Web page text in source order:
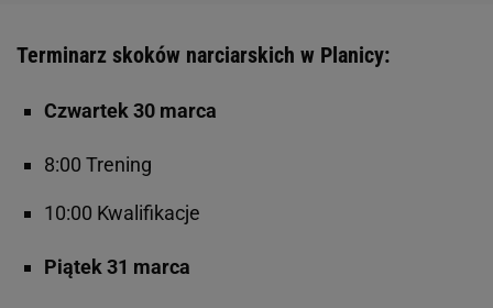
Terminarz skoków narciarskich w Planicy:
Czwartek 30 marca
8:00 Trening
10:00 Kwalifikacje
Piątek 31 marca